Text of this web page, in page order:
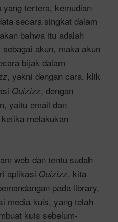
tertera, kemudian
secara singkat dalam
bahwa itu adalah
akun, maka akun
bijak dalam
, yakni dengan cara, klik
Quizizz, dengan
yaitu email dan
melakukan
web dan tentu sudah
aplikasi Quizizz, kita
pada library,
media kuis, yang telah
kuis sebelum-